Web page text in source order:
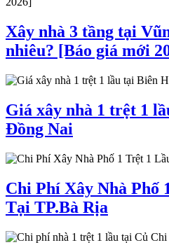
Xây nhà 3 tầng tại
nhiêu? [Báo giá mới
Giá xây nhà 1 trệt 1
Đồng Nai
Chi Phí Xây Nhà Phố
Tại TP.Bà Rịa